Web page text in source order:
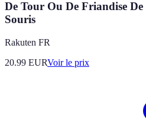
De Tour Ou De Friandise
Souris
Rakuten FR
20.99 EURVoir le prix